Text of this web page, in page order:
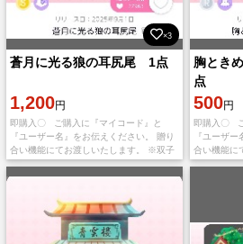
×3
蒼月に光る狼の耳尻尾 1点
1,200円
即購入〇 ご購入に『マイコード』と
『ユーザー名』をお伝えください。 贈り
合い機能にてお渡しいたします。 ※双子
分に変更も可能です ハピガチャ：ルナミ
スティックホロウ
胸とき
点
500円
即購入〇
『ユーザ
合い機能に
分ご希望の